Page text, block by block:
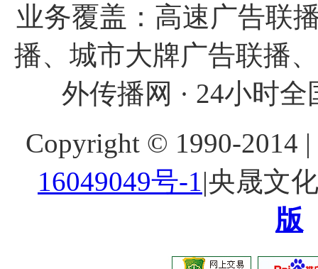
业务覆盖：高速广告联
播、城市大牌广告联播
外传播网 · 24小时
Copyright © 1990-2014
16049049号-1|央晟文
版